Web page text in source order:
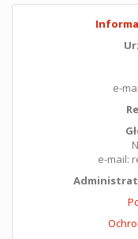
e-
e-mail: